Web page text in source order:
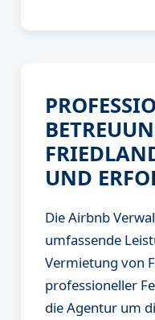
UND
Die Airbnb
umfassende
Vermietung von
professioneller
die Agentur um